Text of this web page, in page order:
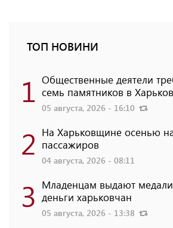
ТОП НОВИНИ
1 Общественные деятели
семь памятников в
05 августа, 2026 - 16:10
2 На Харьковщине осенью
пассажиров
04 августа, 2026 - 08:11
3 Младенцам выдают медали
деньги харьковчан
05 августа, 2026 - 13:38